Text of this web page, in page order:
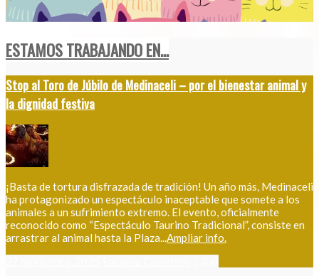
ESTAMOS TRABAJANDO EN...
Stop al Toro de Júbilo de Medinaceli – por el bienestar animal y
la dignidad festiva
¡Basta de tortura disfrazada de tradición! Un año más, Medinaceli
ha protagonizado un espectáculo inaceptable que somete a los
animales a un sufrimiento extremo. El evento, oficialmente
reconocido como “Espectáculo Taurino Tradicional”, consiste en
arrastrar al animal hasta la Plaza...Ampliar info.